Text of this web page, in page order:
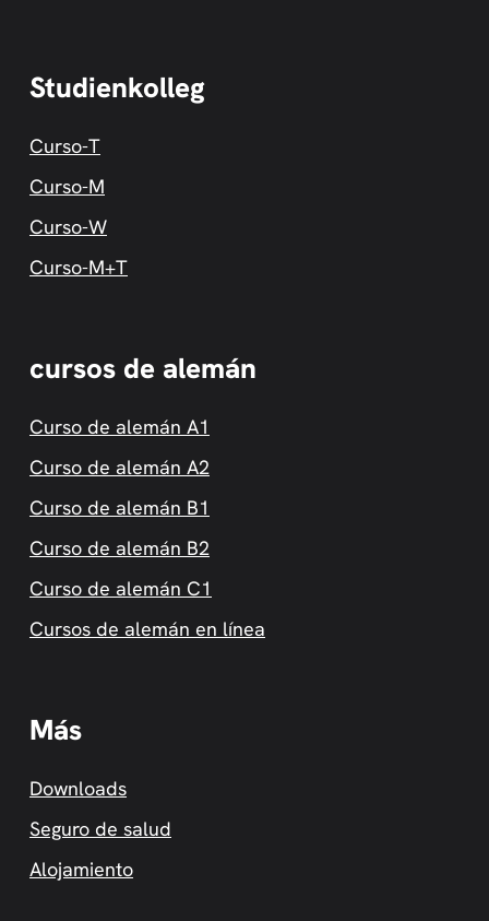
Studienkolleg
Curso-T
Curso-M
Curso-W
Curso-M+T
cursos de alemán
Curso de alemán A1
Curso de alemán A2
Curso de alemán B1
Curso de alemán B2
Curso de alemán C1
Cursos de alemán en línea
Más
Downloads
Seguro de salud
Alojamiento